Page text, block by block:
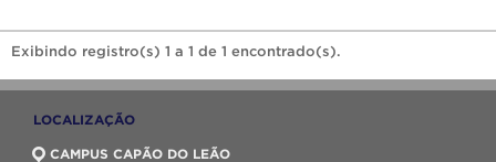
Exibindo registro(s) 1 a 1 de 1 encontrado(s).
LOCALIZAÇÃO
CAMPUS CAPÃO DO LEÃO